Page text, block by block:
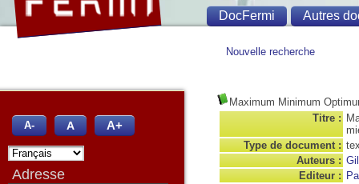
Nouvelle recherche
Maximum Minimum
Titre :
Type de document :
Auteurs :
Editeur :
DocFermi Autres
A- A A+
Adresse